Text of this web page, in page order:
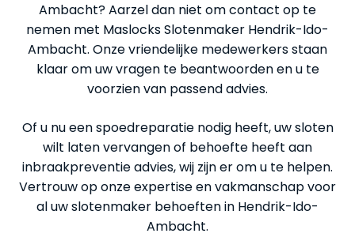
Ambacht? Aarzel dan niet om contact op te
nemen met Maslocks Slotenmaker Hendrik-Ido-
Ambacht. Onze vriendelijke medewerkers staan
klaar om uw vragen te beantwoorden en u te
voorzien van passend advies.
Of u nu een spoedreparatie nodig heeft, uw sloten
wilt laten vervangen of behoefte heeft aan
inbraakpreventie advies, wij zijn er om u te helpen.
Vertrouw op onze expertise en vakmanschap voor
al uw slotenmaker behoeften in Hendrik-Ido-
Ambacht.